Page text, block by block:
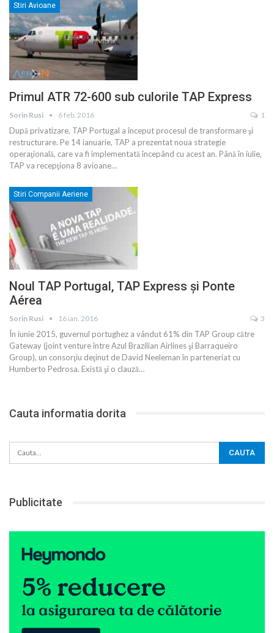
Stiri Avioane
Primul ATR 72-600 sub culorile TAP Express
Sorin Rusi 6 feb. 2016 1
După privatizare, TAP Portugal a început procesul de transformare şi
restructurare. Pe 14 ianuarie, TAP a prezentat noua strategie
operaţională, care va fi implementată începând cu acest an. Până în iulie,
TAP va recepţiona 8 avioane…
Stiri Companii Aeriene
Noul TAP Portugal, TAP Express şi Ponte
Aérea
Sorin Rusi 16 ian. 2016 3
În iunie 2015, guvernul portughez a vândut 61% din TAP Group către
Gateway (joint venture între Azul Brazilian Airlines şi Barraqueiro
Group), un consorţiu deţinut de David Neeleman în parteneriat cu
Humberto Pedrosa. Există şi o clauză…
Cauta informatia dorita
Publicitate